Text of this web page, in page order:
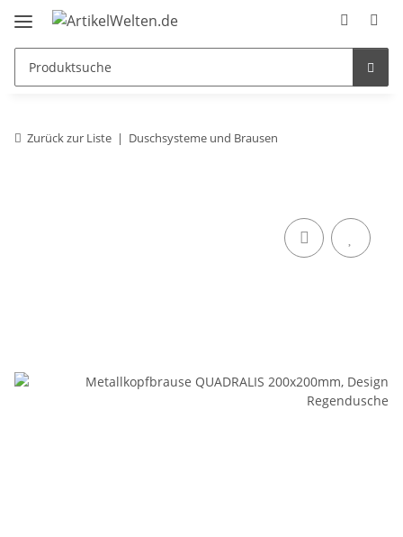
Zurück zur Liste Duschsysteme und Brausen